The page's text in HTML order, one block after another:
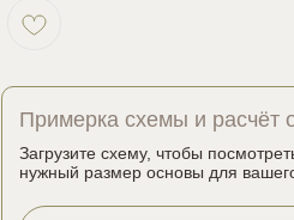
Примерка схемы и расчёт
Загрузите схему, чтобы
нужный размер основы для